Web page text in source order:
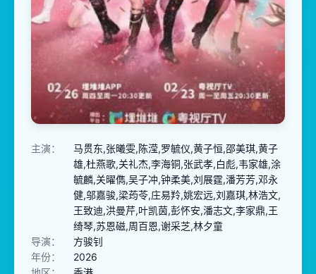
主演：
马贯东,张曦雯,陈滢,罗毓仪,黄子恒,邵美琪,黄子
雄,杜燕歌,关礼杰,李海铜,张武孝,白彪,韦家雄,涂
毓麟,关曜儁,吴子冲,钟柔美,刘展霆,潘芳芳,邓永
健,邬嘉骏,梁荺苓,庄易羚,姚宏远,刘嘉琪,林浩文,
王致迪,洪曼芹,叶凯茵,彭怀安,潘志文,李家鼎,王
绮琴,苏恩磁,周百恩,谢采芝,林夕童
导演：
方骏钊
年份：
2026